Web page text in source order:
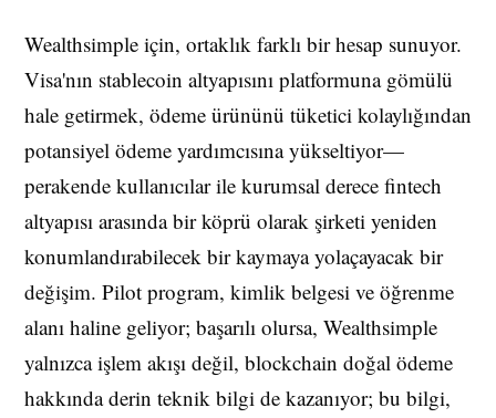
Wealthsimple için, ortaklık farklı bir hesap sunuyor.
Visa'nın stablecoin altyapısını platformuna gömülü
hale getirmek, ödeme ürününü tüketici kolaylığından
potansiyel ödeme yardımcısına yükseltiyor—
perakende kullanıcılar ile kurumsal derece fintech
altyapısı arasında bir köprü olarak şirketi yeniden
konumlandırabilecek bir kaymaya yolaçayacak bir
değişim. Pilot program, kimlik belgesi ve öğrenme
alanı haline geliyor; başarılı olursa, Wealthsimple
yalnızca işlem akışı değil, blockchain doğal ödeme
hakkında derin teknik bilgi de kazanıyor; bu bilgi,